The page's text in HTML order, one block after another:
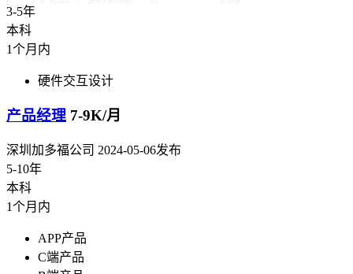
3-5年
本科
1个月内
硬件交互设计
产品经理 7-9K/月
深圳加多福公司 2024-05-06发布
5-10年
本科
1个月内
APP产品
C端产品